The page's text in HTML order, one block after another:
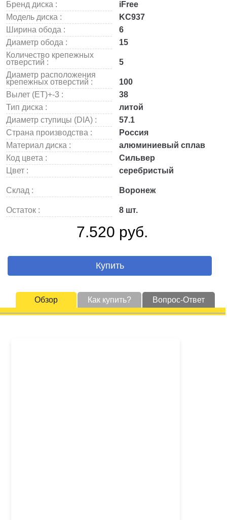
Бренд диска :
iFree
Модель диска :
KC937
Ширина обода :
6
Диаметр обода :
15
Количество крепежных
отверстий :
5
Диаметр расположения
крепежных отверстий :
100
Вылет (ET)+-3 :
38
Тип диска :
литой
Диаметр ступицы (DIA) :
57.1
Страна производства :
Россия
Материал диска :
алюминиевый сплав
Код цвета :
Сильвер
Цвет :
серебристый
Склад : Воронеж
Остаток : 8 шт.
7.520 руб.
Купить
Обзор Как купить? Вопрос-Ответ